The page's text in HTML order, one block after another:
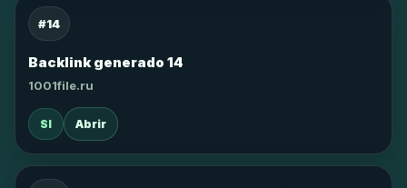
#14
Backlink generado 14
1001file.ru
SI Abrir